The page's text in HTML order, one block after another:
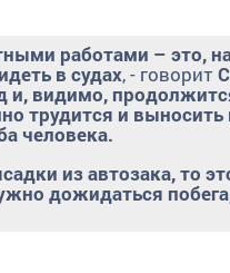
работами – это,
в судах, - говорит
и, видимо,
трудится и
человека.
из автозака, то
дожидаться